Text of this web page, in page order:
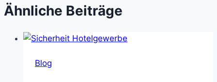
Ähnliche Beiträge
Blog